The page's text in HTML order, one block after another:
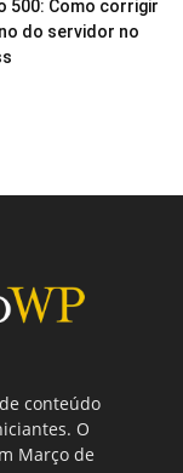
500: Como corrigir
do servidor no
conteúdo
O
Março de